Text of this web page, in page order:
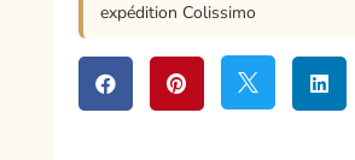
expédition Colissimo
   